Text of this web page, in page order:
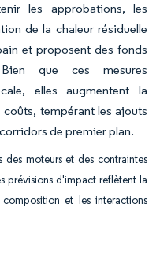
les approbations, les
de la chaleur résiduelle
et proposent des fonds
Bien que ces mesures
elles augmentent la
tempérant les ajouts
de premier plan.
des moteurs et des contraintes
prévisions d'impact reflètent la
et les interactions